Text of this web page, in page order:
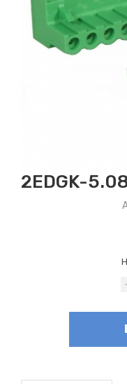
2EDGK-